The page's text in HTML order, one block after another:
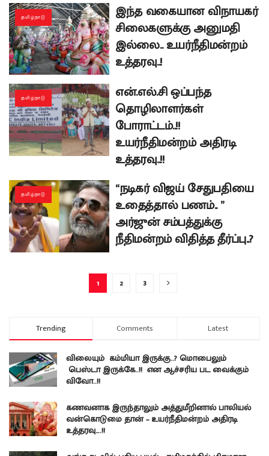
தமிழ்நாடு
இந்த வகையான விநாயகர்
சிலைகளுக்கு அனுமதி
இல்லை.. உயர்நீதிமன்றம்
உத்தரவு..!
தமிழ்நாடு
என்.எல்.சி ஒப்பந்த
தொழிலாளர்கள்
போராட்டம்..!!
உயர்நீதிமன்றம் அதிரடி
உத்தரவு..!!
தமிழ்நாடு
“நடிகர் விஜய் சேதுபதியை
உதைத்தால் பணம்.. ”
அர்ஜுன் சம்பத்துக்கு
நீதிமன்றம் விதித்த தீர்ப்பு..?
1 2 3
Trending Comments Latest
விலையும் கம்மியா இருக்கு..? மொபைலும்
பெஸ்டா இருக்கே..!! என ஆச்சரிய பட வைக்கும்
விவோ..!!
கணவனாக இருந்தாலும் அத்துமீறினால் பாலியல்
வன்கொடுமை தான் – உயர்நீதிமன்றம் அதிரடி
உத்தரவு….!!